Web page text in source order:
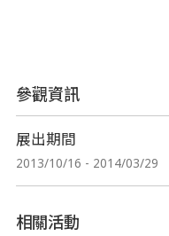
參觀資訊
展出期間
2013/10/16 - 2014/03/29
相關活動